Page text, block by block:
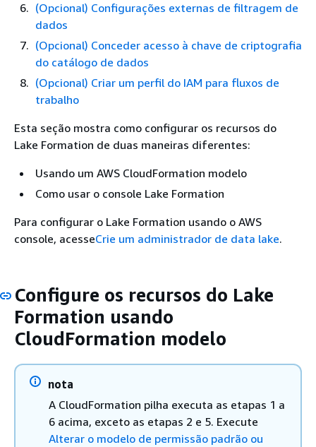
(Opcional) Configurações externas de filtragem de
dados
(Opcional) Conceder acesso à chave de criptografia
do catálogo de dados
(Opcional) Criar um perfil do IAM para fluxos de
trabalho
Esta seção mostra como configurar os recursos do
Lake Formation de duas maneiras diferentes:
Usando um AWS CloudFormation modelo
Como usar o console Lake Formation
Para configurar o Lake Formation usando o AWS
console, acesseCrie um administrador de data lake.
Configure os recursos do Lake
Formation usando
CloudFormation modelo
nota
A CloudFormation pilha executa as etapas 1 a
6 acima, exceto as etapas 2 e 5. Execute
Alterar o modelo de permissão padrão ou